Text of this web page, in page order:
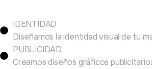
IDENTIDAD
Diseñamos la identidad visual de tu
PUBLICIDAD
Creamos diseños gráficos